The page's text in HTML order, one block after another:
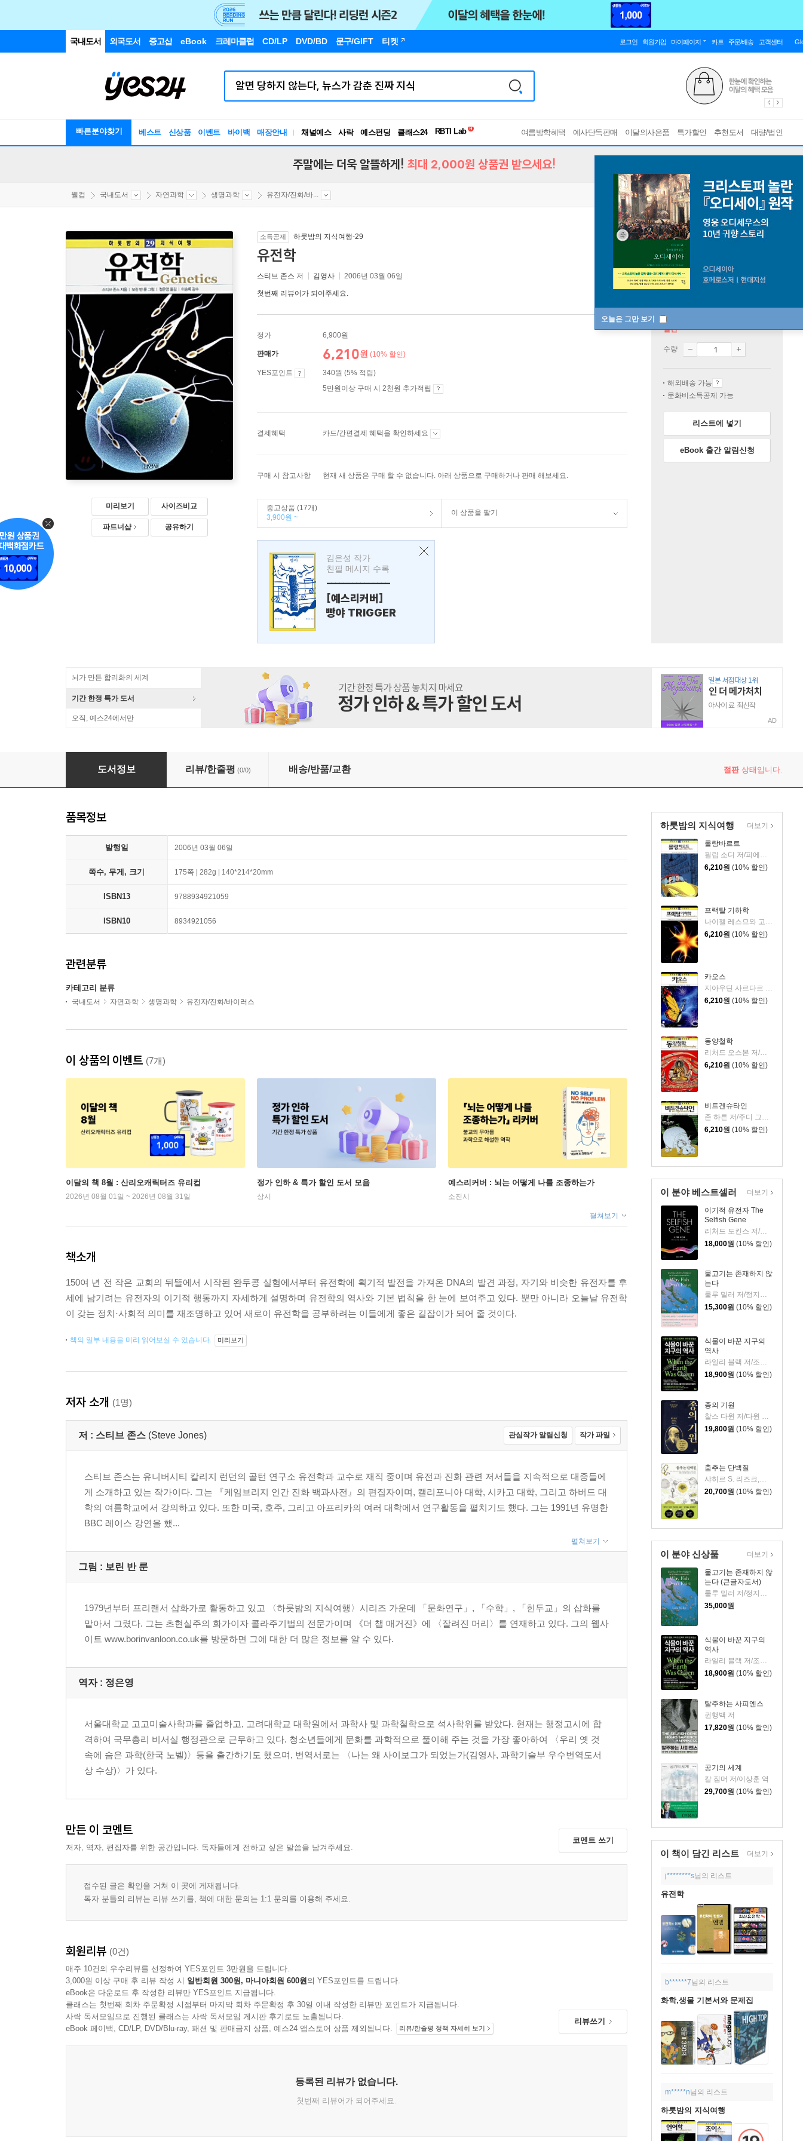
국내도서 외국도서 중고샵 eBook 크레마클럽 CD/LP DVD/BD 문구/GIFT 티켓 로그인 회원가입 마이페이지 카트 주문/배송 고객센터
빠른분야찾기 베스트 신상품 이벤트 바이백 매장안내 채널예스 사락 예스펀딩 클래스24
독서유형검사
여름방학혜택 예사단독판매 이달의사은품 특가할인 추천도서 대량/법인
오늘은 그만 보기
주말에는 더욱 알뜰하게! 최대 2,000원 상품권 받으세요!
웰컴 국내도서 자연과학 생명과학 유전자/진화/바...
미리보기 사이즈비교
파트너샵 공유하기
소득공제 하룻밤의 지식여행-29
유전학
스티브 존스 저 김영사 2006년 03월 06일
첫번째 리뷰어가 되어주세요.
정가 6,900원
판매가 6,210원 (10% 할인)
YES포인트
340원 (5% 적립)
5만원이상 구매 시 2천원 추가적립
결제혜택 카드/간편결제 혜택을 확인하세요
구매 시 참고사항 현재 새 상품은 구매 할 수 없습니다. 아래 상품으로 구매하거나 판매 해보세요.
중고상품 (17개)
3,900원 ~
이 상품을 팔기
김은성 작가
친필 메시지 수록
---------------
[예스리커버]
빵야 TRIGGER
절판
수량
해외배송 가능
문화비소득공제 가능
리스트에 넣기
eBook 출간 알림신청
뇌가 만든 합리화의 세계
기간 한정 특가 도서
오직, 예스24에서만 AD
도서정보 리뷰/한줄평 (0/0) 배송/반품/교환 절판상태입니다.
하룻밤의 지식여행
롤랑바르트
필립 소디 저/피에로 그림/권순만 역
6,210원 (10% 할인)
프랙탈 기하학
6,210원 (10% 할인)
카오스
지아우딘 사르다르 저/이보나 에이브럼스 그림/이충호 역
6,210원 (10% 할인)
동양철학
리처드 오스본 저/보린 반 룬 그림/류현 역
6,210원 (10% 할인)
비트겐슈타인
존 하튼 저/주디 그로브스 그림/류현 역
6,210원 (10% 할인)
더보기
이 분야 베스트셀러
이기적 유전자 The
Selfish Gene
18,000원 (10% 할인)
물고기는 존재하지 않
는다
룰루 밀러 저/정지인 역
15,300원 (10% 할인)
식물이 바꾼 지구의
역사
18,900원 (10% 할인)
종의 기원
19,800원 (10% 할인)
춤추는 단백질
20,700원 (10% 할인)
더보기
이 분야 신상품
물고기는 존재하지 않
는다 (큰글자도서)
룰루 밀러 저/정지인 역
35,000원
식물이 바꾼 지구의
역사
라일리 블랙 저/조정남 역
18,900원 (10% 할인)
탈주하는 사피엔스
권행백 저
17,820원 (10% 할인)
공기의 세계
칼 짐머 저/이상훈 역
29,700원 (10% 할인)
더보기
이 책이 담긴 리스트 더보기
j********s님의 리스트
유전학
b******7님의 리스트
화학,생물 기본서와 문제집
m*****n님의 리스트
하룻밤의 지식여행
품목정보
발행일 2006년 03월 06일
쪽수, 무게, 크기 175쪽 | 282g | 140*214*20mm
ISBN13 9788934921059
ISBN10 8934921056
관련분류
카테고리 분류
국내도서 자연과학 생명과학 유전자/진화/바이러스
이 상품의 이벤트 (7개)
이달의 책 8월 : 산리오캐릭터즈 유리컵
2026년 08월 01일 ~ 2026년 08월 31일
정가 인하 & 특가 할인 도서 모음
상시
예스리커버 : 뇌는 어떻게 나를 조종하는가
소진시
펼쳐보기
책소개
150여 년 전 작은 교회의 뒤뜰에서 시작된 완두콩 실험에서부터 유전학에 획기적 발전을 가져온 DNA의 발견 과정, 자기와 비슷한 유전자를 후
세에 남기려는 유전자의 이기적 행동까지 자세하게 설명하며 유전학의 역사와 기본 법칙을 한 눈에 보여주고 있다. 뿐만 아니라 오늘날 유전학
이 갖는 정치·사회적 의미를 재조명하고 있어 새로이 유전학을 공부하려는 이들에게 좋은 길잡이가 되어 줄 것이다.
책의 일부 내용을 미리 읽어보실 수 있습니다. 미리보기
저자 소개 (1명)
저 : 스티브 존스 (Steve Jones) 관심작가 알림신청 작가 파일
스티브 존스는 유니버시티 칼리지 런던의 골턴 연구소 유전학과 교수로 재직 중이며 유전과 진화 관련 저서들을 지속적으로 대중들에
게 소개하고 있는 작가이다. 그는 『케임브리지 인간 진화 백과사전』의 편집자이며, 캘리포니아 대학, 시카고 대학, 그리고 하버드 대
학의 여름학교에서 강의하고 있다. 또한 미국, 호주, 그리고 아프리카의 여러 대학에서 연구활동을 펼치기도 했다. 그는 1991년 유명한
BBC 레이스 강연을 했...
펼쳐보기
그림 : 보린 반 룬
1979년부터 프리랜서 삽화가로 활동하고 있고 〈하룻밤의 지식여행〉시리즈 가운데 「문화연구」, 「수학」, 「힌두교」의 삽화를
맡아서 그렸다. 그는 초현실주의 화가이자 콜라주기법의 전문가이며 《더 챕 매거진》에 〈잘려진 머리〉를 연재하고 있다. 그의 웹사
이트 www.borinvanloon.co.uk를 방문하면 그에 대한 더 많은 정보를 알 수 있다.
역자 : 정은영
서울대학교 고고미술사학과를 졸업하고, 고려대학교 대학원에서 과학사 및 과학철학으로 석사학위를 받았다. 현재는 행정고시에 합
격하여 국무총리 비서실 행정관으로 근무하고 있다. 청소년들에게 문화를 과학적으로 풀이해 주는 것을 가장 좋아하여 〈우리 옛 것
속에 숨은 과학(한국 노벨)〉등을 출간하기도 했으며, 번역서로는 〈나는 왜 사이보그가 되었는가(김영사, 과학기술부 우수번역도서
상 수상)〉가 있다.
만든 이 코멘트
저자, 역자, 편집자를 위한 공간입니다. 독자들에게 전하고 싶은 말씀을 남겨주세요.
코멘트 쓰기
접수된 글은 확인을 거쳐 이 곳에 게재됩니다.
독자 분들의 리뷰는 리뷰 쓰기를, 책에 대한 문의는 1:1 문의를 이용해 주세요.
회원리뷰 (0건)
매주 10건의 우수리뷰를 선정하여 YES포인트 3만원을 드립니다.
3,000원 이상 구매 후 리뷰 작성 시 일반회원 300원, 마니아회원 600원의 YES포인트를 드립니다.
eBook은 다운로드 후 작성한 리뷰만 YES포인트 지급됩니다.
클래스는 첫번째 회차 주문확정 시점부터 마지막 회차 주문확정 후 30일 이내 작성한 리뷰만 포인트가 지급됩니다.
사락 독서모임으로 진행된 클래스는 사락 독서모임 게시판 후기로도 노출됩니다.
eBook 페이백, CD/LP, DVD/Blu-ray, 패션 및 판매금지 상품, 예스24 앱스토어 상품 제외됩니다.
리뷰/한줄평 정책 자세히 보기
리뷰쓰기
등록된 리뷰가 없습니다.
첫번째 리뷰어가 되어주세요.